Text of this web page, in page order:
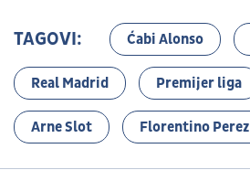
TAGOVI: Ćabi Alonso
Real Madrid Premijer liga
Arne Slot Florentino Perez